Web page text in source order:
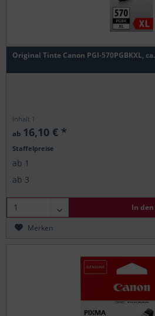
Original Tinte Canon PGI-570PGBKXL,
Inhalt 1
ab 16,10 € *
Staffelpreise
ab 1
ab 3
In den
Merken